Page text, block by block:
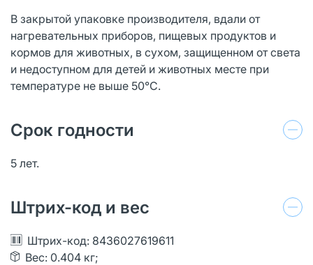
В закрытой упаковке производителя, вдали от
нагревательных приборов, пищевых продуктов и
кормов для животных, в сухом, защищенном от света
и недоступном для детей и животных месте при
температуре не выше 50°С.
Срок годности
5 лет.
Штрих-код и вес
Штрих-код: 8436027619611
Вес: 0.404 кг;